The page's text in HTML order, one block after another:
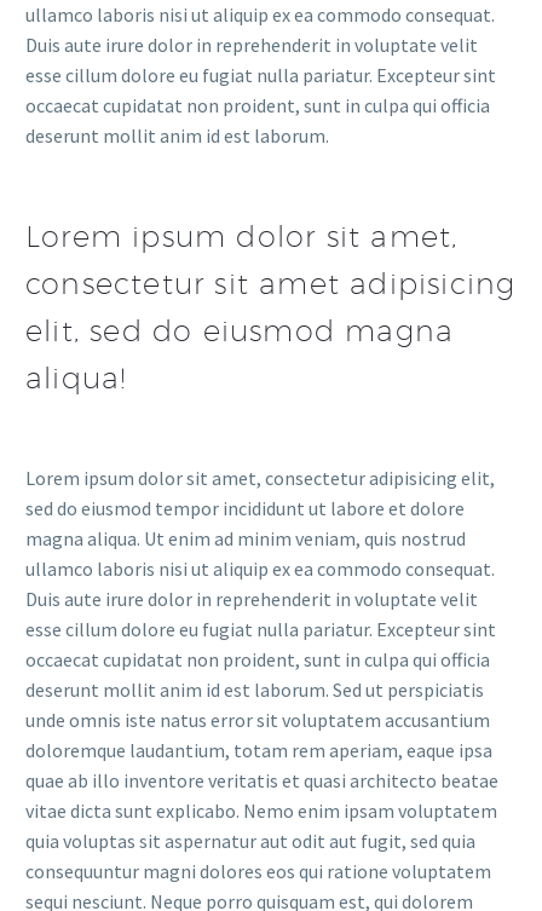
ullamco laboris nisi ut aliquip ex ea commodo consequat.
Duis aute irure dolor in reprehenderit in voluptate velit
esse cillum dolore eu fugiat nulla pariatur. Excepteur sint
occaecat cupidatat non proident, sunt in culpa qui officia
deserunt mollit anim id est laborum.
Lorem ipsum dolor sit amet,
consectetur sit amet adipisicing
elit, sed do eiusmod magna
aliqua!
Lorem ipsum dolor sit amet, consectetur adipisicing elit,
sed do eiusmod tempor incididunt ut labore et dolore
magna aliqua. Ut enim ad minim veniam, quis nostrud
ullamco laboris nisi ut aliquip ex ea commodo consequat.
Duis aute irure dolor in reprehenderit in voluptate velit
esse cillum dolore eu fugiat nulla pariatur. Excepteur sint
occaecat cupidatat non proident, sunt in culpa qui officia
deserunt mollit anim id est laborum. Sed ut perspiciatis
unde omnis iste natus error sit voluptatem accusantium
doloremque laudantium, totam rem aperiam, eaque ipsa
quae ab illo inventore veritatis et quasi architecto beatae
vitae dicta sunt explicabo. Nemo enim ipsam voluptatem
quia voluptas sit aspernatur aut odit aut fugit, sed quia
consequuntur magni dolores eos qui ratione voluptatem
sequi nesciunt. Neque porro quisquam est, qui dolorem